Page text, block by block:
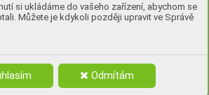
si ukládáme do vašeho zařízení, abychom se
Můžete je kdykoli později upravit ve Správě
Odmítám